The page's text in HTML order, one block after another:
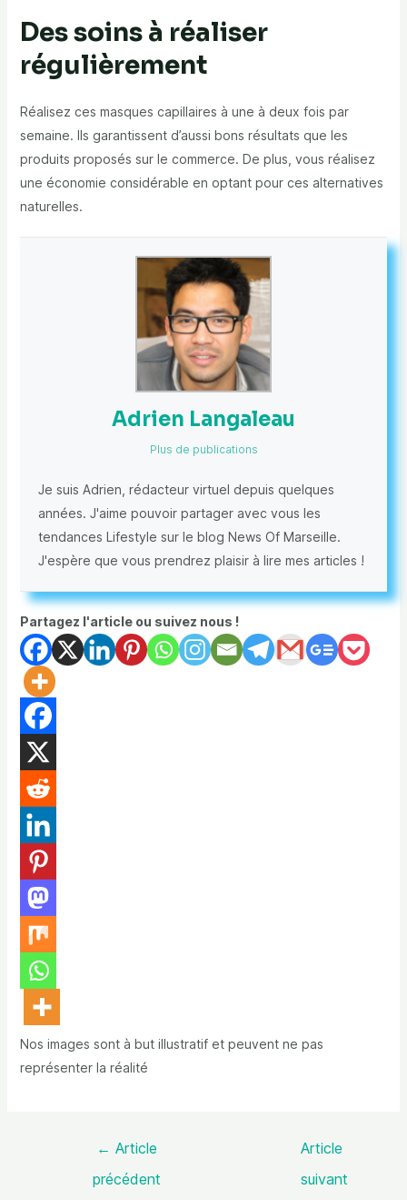
Des soins à réaliser
régulièrement
Réalisez ces masques capillaires à une à deux fois par
semaine. Ils garantissent d’aussi bons résultats que les
produits proposés sur le commerce. De plus, vous réalisez
une économie considérable en optant pour ces alternatives
naturelles.
Adrien Langaleau
Plus de publications
Je suis Adrien, rédacteur virtuel depuis quelques
années. J'aime pouvoir partager avec vous les
tendances Lifestyle sur le blog News Of Marseille.
J'espère que vous prendrez plaisir à lire mes articles !
Partagez l'article ou suivez nous !
Nos images sont à but illustratif et peuvent ne pas
représenter la réalité
← Article
précédent
Article
suivant